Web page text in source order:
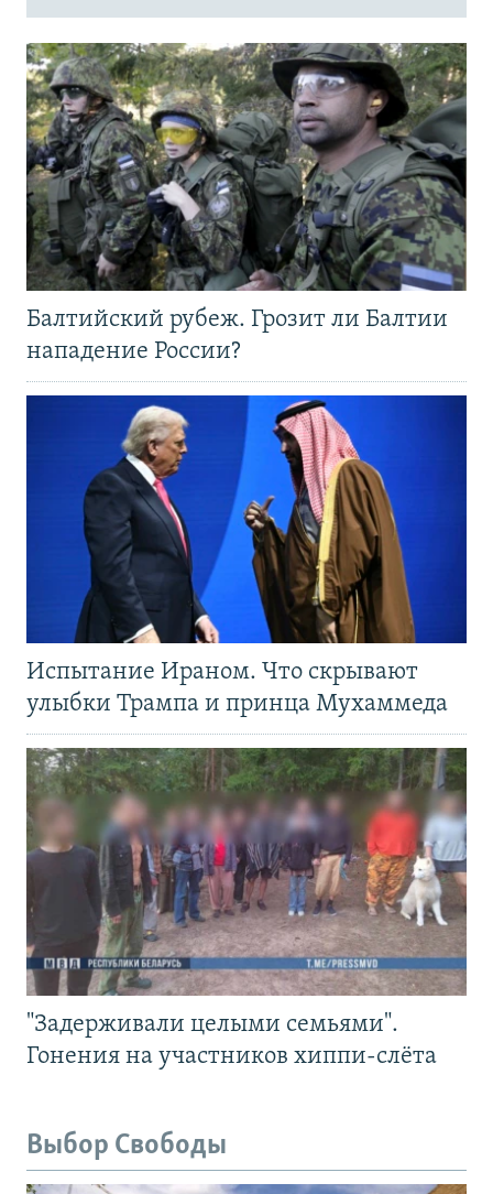
Балтийский рубеж. Грозит ли Балтии
нападение России?
Испытание Ираном. Что скрывают
улыбки Трампа и принца Мухаммеда
"Задерживали целыми семьями".
Гонения на участников хиппи-слёта
Выбор Свободы